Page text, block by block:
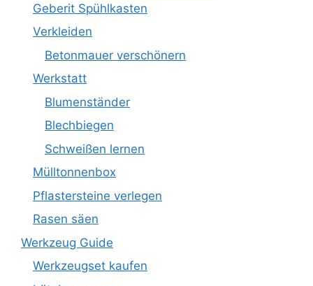
Geberit Spühlkasten
Verkleiden
Betonmauer verschönern
Werkstatt
Blumenständer
Blechbiegen
Schweißen lernen
Mülltonnenbox
Pflastersteine verlegen
Rasen säen
Werkzeug Guide
Werkzeugset kaufen